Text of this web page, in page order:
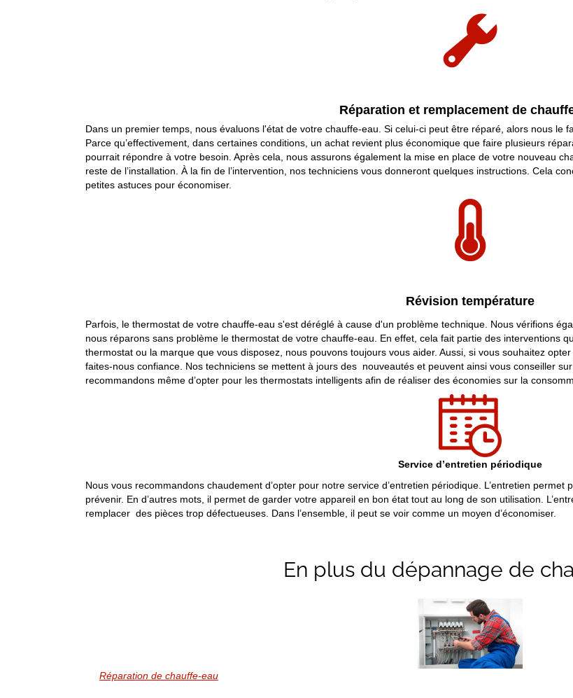
Réparation et remplacement de
Dans un premier temps, nous évaluons l'état de votre chauffe-eau. Si celui-ci peut être réparé, alors nous le
Parce qu’effectivement, dans certaines conditions, un achat revient plus économique que faire plusieurs
pourrait répondre à votre besoin. Après cela, nous assurons également la mise en place de votre nouveau
reste de l’installation. À la fin de l’intervention, nos techniciens vous donneront quelques instructions. Cela
petites astuces pour économiser.
Révision température
Parfois, le thermostat de votre chauffe-eau s'est déréglé à cause d'un problème technique. Nous vérifions
nous réparons sans problème le thermostat de votre chauffe-eau. En effet, cela fait partie des interventions
thermostat ou la marque que vous disposez, nous pouvons toujours vous aider. Aussi, si vous souhaitez
faites-nous confiance. Nos techniciens se mettent à jours des nouveautés et peuvent ainsi vous conseiller
recommandons même d’opter pour les thermostats intelligents afin de réaliser des économies sur la
Service d’entretien périodique
Nous vous recommandons chaudement d’opter pour notre service d’entretien périodique. L’entretien
prévenir. En d’autres mots, il permet de garder votre appareil en bon état tout au long de son utilisation.
remplacer des pièces trop défectueuses. Dans l’ensemble, il peut se voir comme un moyen d’économiser.
En plus du dépannage de
Réparation de chauffe-eau